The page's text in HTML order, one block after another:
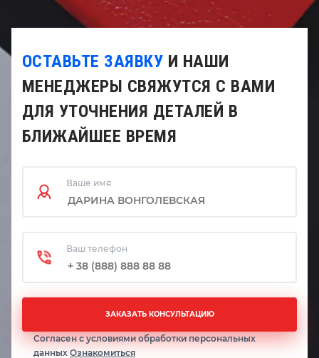
ОСТАВЬТЕ ЗАЯВКУ И НАШИ
МЕНЕДЖЕРЫ СВЯЖУТСЯ С ВАМИ
ДЛЯ УТОЧНЕНИЯ ДЕТАЛЕЙ В
БЛИЖАЙШЕЕ ВРЕМЯ
Ваше имя
Ваш телефон
ЗАКАЗАТЬ КОНСУЛЬТАЦИЮ
Согласен с условиями обработки персональных
данных Ознакомиться